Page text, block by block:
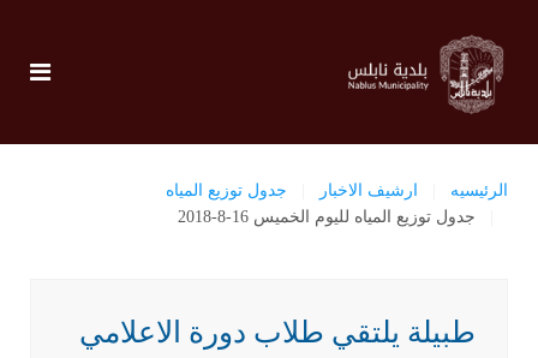
الرئيسيه ارشيف الاخبار
جدول توزيع المياه
جدول توزيع المياه لليوم الخميس 16-8-2018
طبيلة يلتقي طلاب دورة الاعلامي